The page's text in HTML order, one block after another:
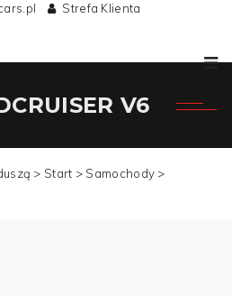
Strefa Klienta
V6
> Start > Samochody >